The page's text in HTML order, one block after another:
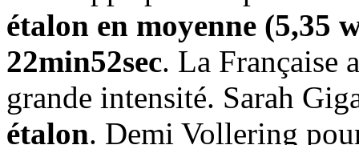
étalon en moyenne (5,35
22min52sec. La Française
grande intensité. Sarah
étalon. Demi Vollering